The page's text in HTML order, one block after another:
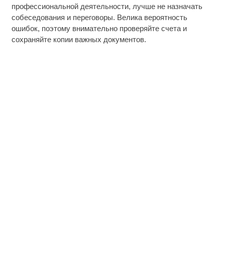
профессиональной деятельности, лучше не назначать
собеседования и переговоры. Велика вероятность
ошибок, поэтому внимательно проверяйте счета и
сохраняйте копии важных документов.